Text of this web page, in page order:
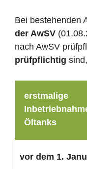
Bei bestehenden
der AwSV
nach AwSV
prüfpflichtig
erstmalige
Öltanks
vor dem 1.